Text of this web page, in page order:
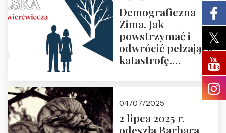
Demograficzna
Zima. Jak
powstrzymać i
odwrócić pełzającą
katastrofę.
pierwsze spotkanie
Nowego
Ćwierćwiecza”
04/07/2025
2 lipca 2025 r.
odeszła Barbara